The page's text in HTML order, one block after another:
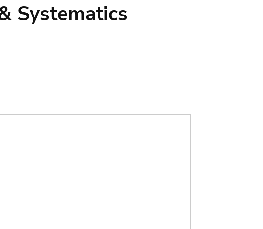
Systematics